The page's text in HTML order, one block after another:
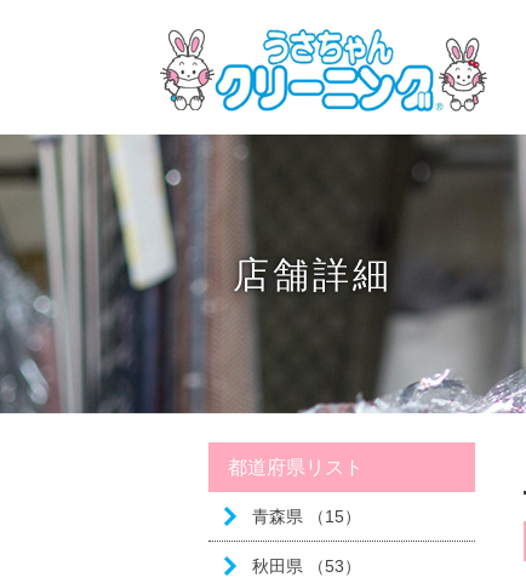
店舗詳細
都道府県リスト
青森県 （15）
秋田県 （53）